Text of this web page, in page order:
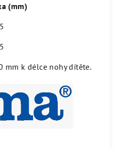
(mm)
mm k délce nohy dítěte.